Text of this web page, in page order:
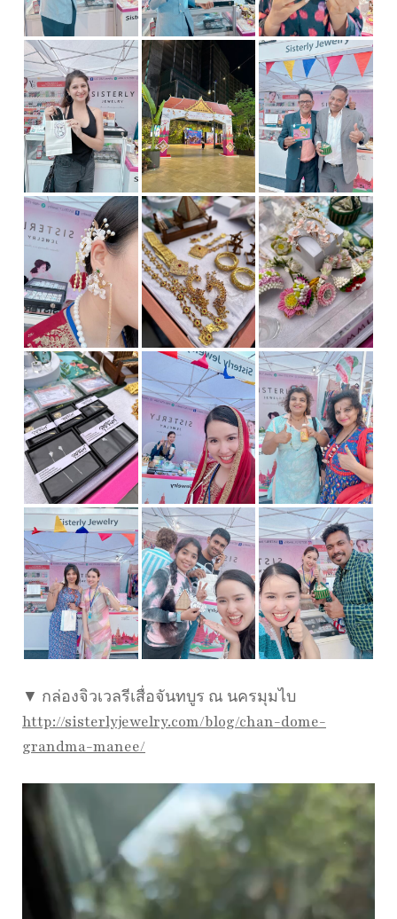
▼ กล่องจิวเวลรีเสื่อจันทบูร ณ นครมุมไบ
http://sisterlyjewelry.com/blog/chan-dome-
grandma-manee/
Player